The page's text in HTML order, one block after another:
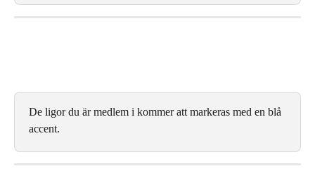
De ligor du är medlem i kommer att markeras med en blå
accent.